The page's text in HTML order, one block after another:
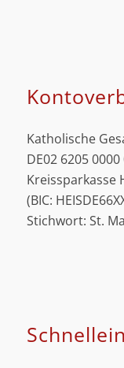
Katholische
DE02 6205
Kreissparkasse
(BIC:
Stichwort: St.